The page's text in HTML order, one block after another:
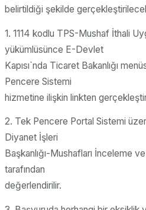
belirtildiği şekilde
1. 1114 kodlu TPS-Mushaf İthali
yükümlüsünce E-Devlet
Kapısı`nda Ticaret Bakanlığı
Pencere Sistemi
hizmetine ilişkin linkten
2. Tek Pencere Portal Sistemi
Diyanet İşleri
Başkanlığı-Mushafları İnceleme
tarafından
değerlendirilir.